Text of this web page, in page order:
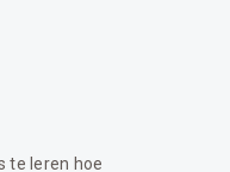
te leren hoe